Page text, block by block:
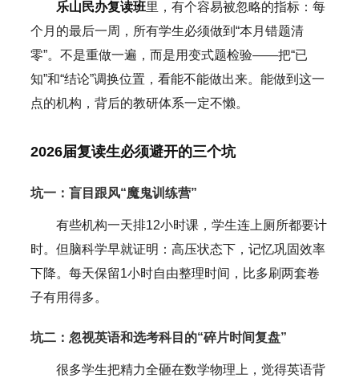
乐山民办复读班里，有个容易被忽略的指标：每
个月的最后一周，所有学生必须做到“本月错题清
零”。不是重做一遍，而是用变式题检验——把“已
知”和“结论”调换位置，看能不能做出来。能做到这一
点的机构，背后的教研体系一定不懒。
2026届复读生必须避开的三个坑
坑一：盲目跟风“魔鬼训练营”
有些机构一天排12小时课，学生连上厕所都要计
时。但脑科学早就证明：高压状态下，记忆巩固效率
下降。每天保留1小时自由整理时间，比多刷两套卷
子有用得多。
坑二：忽视英语和选考科目的“碎片时间复盘”
很多学生把精力全砸在数学物理上，觉得英语背